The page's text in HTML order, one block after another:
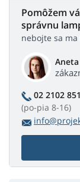
Pomôžem
správnu
nebojte sa
Aneta
02 2102
(po-pia 8-16)